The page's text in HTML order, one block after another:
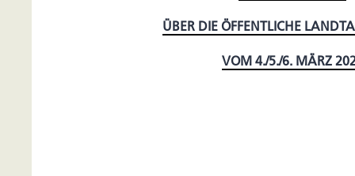
ÜBER DIE ÖFFENTLICHE
VOM 4./5./6. MÄRZ